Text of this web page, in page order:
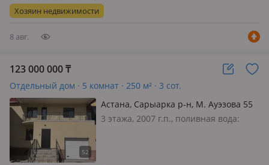
вложение в готовый бизнес с
шикарной геолокацией…
Хозяин недвижимости
8 авг.
123 000 000₸
Отдельный дом · 5 комнат · 250 м² · 3 сот.
Астана, Сарыарка р-н, М. Ауэзова 55
— Московская, Молдагуловой
3 этажа, 2007 г.п., поливная вода: